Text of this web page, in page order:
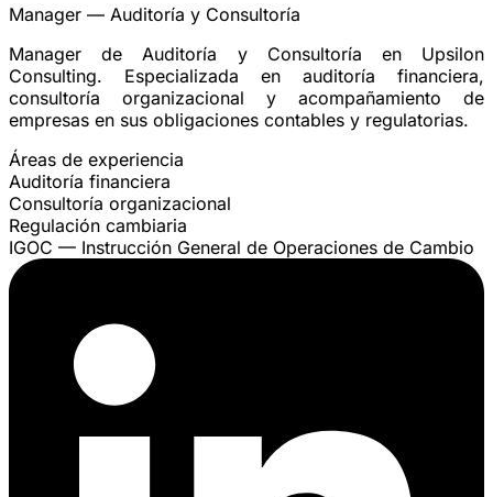
Manager — Auditoría y Consultoría
Manager de Auditoría y Consultoría en Upsilon
Consulting. Especializada en auditoría financiera,
consultoría organizacional y acompañamiento de
empresas en sus obligaciones contables y regulatorias.
Áreas de experiencia
Auditoría financiera
Consultoría organizacional
Regulación cambiaria
IGOC — Instrucción General de Operaciones de Cambio